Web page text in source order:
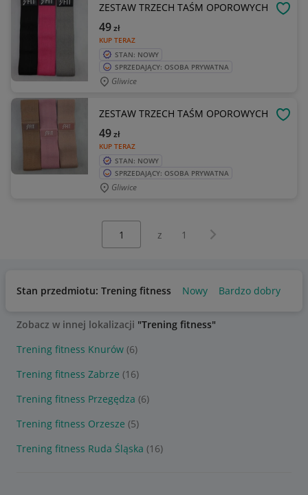
ZESTAW TRZECH TAŚM OPOROWYCH
KUP TERAZ
49zł
STAN: NOWY
SPRZEDAJĄCY: OSOBA PRYWATNA
Gliwice
ZESTAW TRZECH TAŚM OPOROWYCH
KUP TERAZ
49zł
STAN: NOWY
SPRZEDAJĄCY: OSOBA PRYWATNA
Gliwice
z 1 Następna strona
Stan przedmiotu: Trening fitness Nowy Bardzo dobry
Zobacz w innej lokalizacji "Trening fitness"
Trening fitness Knurów (6)
Trening fitness Zabrze (16)
Trening fitness Przegędza (6)
Trening fitness Orzesze (5)
Trening fitness Ruda Śląska (16)